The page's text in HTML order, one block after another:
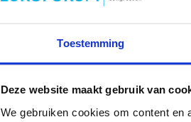
Toestemming
Deze website maakt gebruik van
We gebruiken cookies om content